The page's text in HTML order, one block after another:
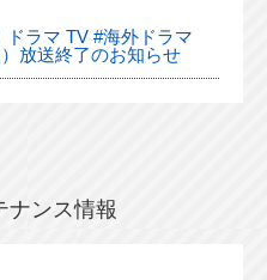
ドラマ TV #海外ドラマ
放送終了のお知らせ
ナンス情報